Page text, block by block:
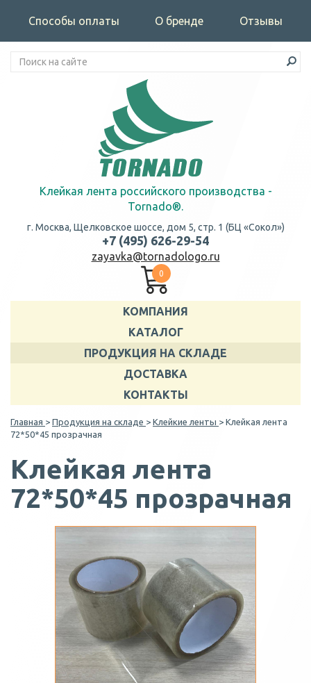
Способы оплаты О бренде Отзывы
Клейкая лента российского производства -
Tornado®.
г. Москва, Щелковское шоссе, дом 5, стр. 1 (БЦ «Сокол»)
+7 (495) 626-29-54
zayavka@tornadologo.ru
0
КОМПАНИЯ
КАТАЛОГ
ПРОДУКЦИЯ НА СКЛАДЕ
ДОСТАВКА
КОНТАКТЫ
Главная > Продукция на складе > Клейкие ленты > Клейкая лента
72*50*45 прозрачная
Клейкая лента
72*50*45 прозрачная